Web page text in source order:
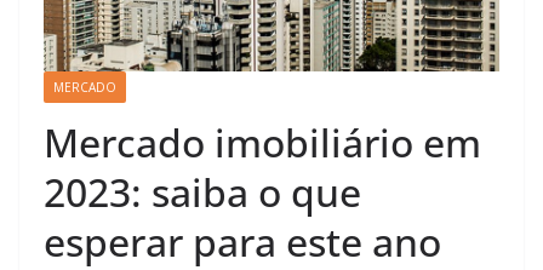
MERCADO
Mercado imobiliário em
2023: saiba o que
esperar para este ano